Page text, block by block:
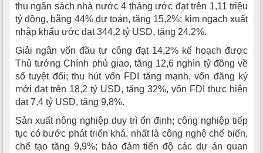
thu ngân sách nhà nước 4 tháng ước đạt trên 1,11 triệu
tỷ đồng, bằng 44% dự toán, tăng 15,2%; kim ngạch xuất
nhập khẩu ước đạt 344,2 tỷ USD, tăng 24,2%.
Giải ngân vốn đầu tư công đạt 14,2% kế hoạch được
Thủ tướng Chính phủ giao, tăng 12,6 nghìn tỷ đồng về
số tuyệt đối; thu hút vốn FDI tăng mạnh, vốn đăng ký
mới đạt trên 18,2 tỷ USD, tăng 32%, vốn FDI thực hiện
đạt 7,4 tỷ USD, tăng 9,8%.
Sản xuất nông nghiệp duy trì ổn định; công nghiệp tiếp
tục có bước phát triển khá, nhất là công nghệ chế biến,
chế tạo tăng 9,9%; bảo đảm tiến độ các dự án quan